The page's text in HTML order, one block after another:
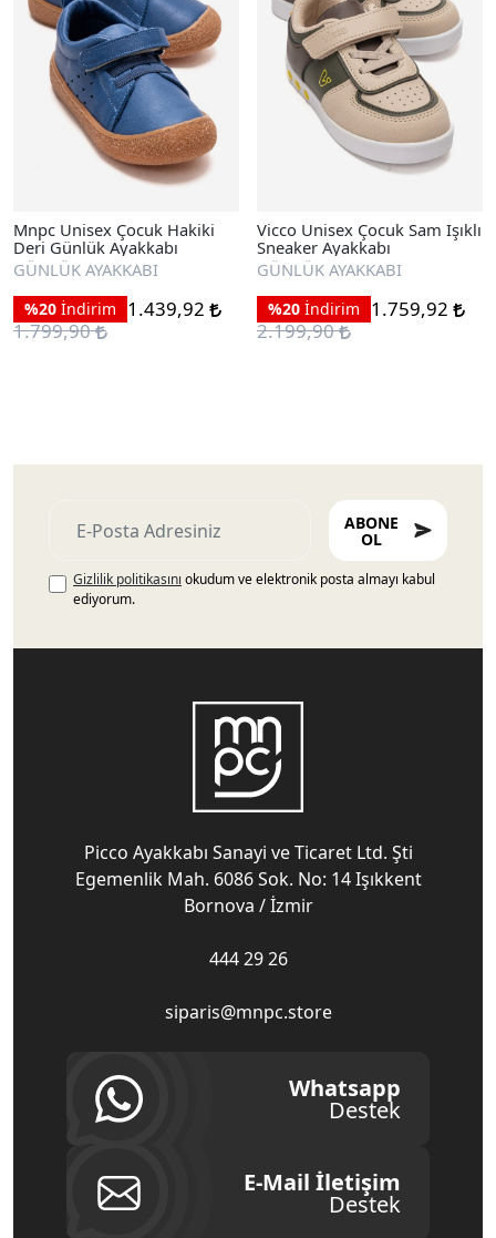
Mnpc Unisex Çocuk Hakiki
Deri Günlük Ayakkabı
GÜNLÜK AYAKKABI
%20 İndirim
1.439,92
1.799,90
Vicco Unisex Çocuk Sam Işıklı
Sneaker Ayakkabı
GÜNLÜK AYAKKABI
%20 İndirim
1.759,92
2.199,90
ABONE
OL
Gizlilik politikasını okudum ve elektronik posta almayı kabul
ediyorum.
Picco Ayakkabı Sanayi ve Ticaret Ltd. Şti
Egemenlik Mah. 6086 Sok. No: 14 Işıkkent
Bornova / İzmir
444 29 26
siparis@mnpc.store
Whatsapp
Destek
E-Mail İletişim
Destek